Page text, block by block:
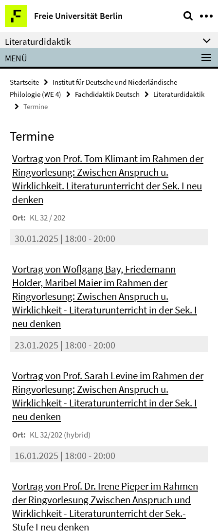
Springe
direkt
zu
Inhalt
Freie Universität Berlin
Service-
Navigation
Literaturdidaktik
MENÜ
Startseite
Institut für Deutsche und Niederländische
Philologie (WE 4)
Fachdidaktik Deutsch
Literaturdidaktik
Termine
Termine
Vortrag von Prof. Tom Klimant im Rahmen der
Ringvorlesung: Zwischen Anspruch u.
Wirklichkeit. Literaturunterricht der Sek. I neu
denken
Ort: KL 32 / 202
30.01.2025 | 18:00 - 20:00
Vortrag von Woflgang Bay, Friedemann
Holder, Maribel Maier im Rahmen der
Ringvorlesung: Zwischen Anspruch u.
Wirklichkeit - Literaturunterricht in der Sek. I
neu denken
23.01.2025 | 18:00 - 20:00
Vortrag von Prof. Sarah Levine im Rahmen der
Ringvorlesung: Zwischen Anspruch u.
Wirklichkeit - Literaturunterricht in der Sek. I
neu denken
Ort: KL 32/202 (hybrid)
16.01.2025 | 18:00 - 20:00
Vortrag von Prof. Dr. Irene Pieper im Rahmen
der Ringvorlesung Zwischen Anspruch und
Wirklichkeit - Literaturunterricht der Sek.-
Stufe I neu denken